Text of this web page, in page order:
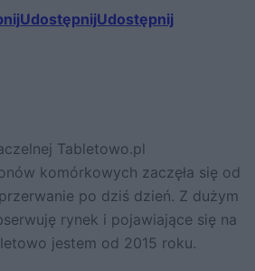
UdostępnijUdostępnij
Tabletowo.pl
komórkowych zaczęła się od
po dziś dzień. Z dużym
rynek i pojawiające się na
jestem od 2015 roku.